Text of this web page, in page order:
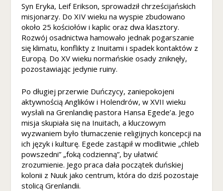
Syn Eryka, Leif Erikson, sprowadził chrześcijańskich
misjonarzy. Do XIV wieku na wyspie zbudowano
około 25 kościołów i kaplic oraz dwa klasztory.
Rozwój osadnictwa hamowało jednak pogarszanie
się klimatu, konflikty z Inuitami i spadek kontaktów z
Europą. Do XV wieku normańskie osady zniknęły,
pozostawiając jedynie ruiny.
Po długiej przerwie Duńczycy, zaniepokojeni
aktywnością Anglików i Holendrów, w XVII wieku
wysłali na Grenlandię pastora Hansa Egede’a. Jego
misja skupiała się na Inuitach, a kluczowym
wyzwaniem było tłumaczenie religijnych koncepcji na
ich język i kulturę. Egede zastąpił w modlitwie „chleb
powszedni” „foką codzienną”, by ułatwić
zrozumienie. Jego praca dała początek duńskiej
kolonii z Nuuk jako centrum, która do dziś pozostaje
stolicą Grenlandii.
o
n
y
in
e
e
o
w
ej
,
n
a
p
o